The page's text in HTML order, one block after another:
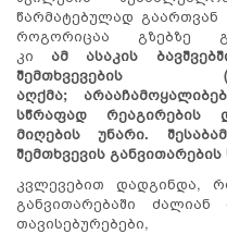
წარმატებულად გაართვან
როგორიცაა გზებზე
კი ამ ასაკის
შემთხვევების
აღქმა; არაა
სწრაფად რეაგირების
მიღების უნარი.
შემთხვევის განვითარების
კვლევებით დადგინდა,
განვითარებაში ძალიან